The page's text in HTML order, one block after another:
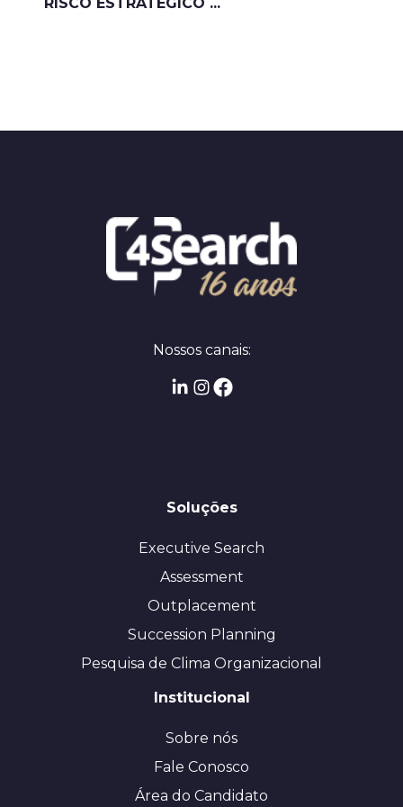
Nossos canais:
Soluções
Executive Search
Assessment
Outplacement
Succession Planning
Pesquisa de Clima Organizacional
Institucional
Sobre nós
Fale Conosco
Área do Candidato